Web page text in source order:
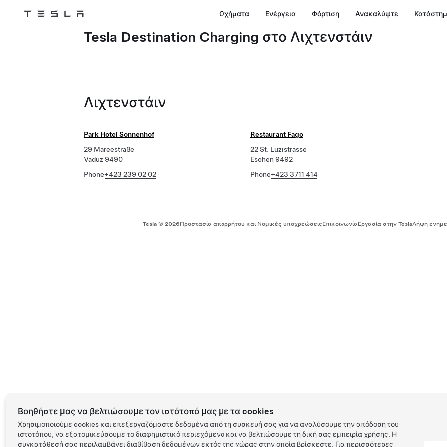
Tesla Οχήματα Ενέργεια Φόρτιση Ανακαλύψτε
Tesla Destination Charging στο Λιχτενστάιν
Λιχτενστάιν
Park Hotel Sonnenhof
29 Mareestraße
Vaduz 9490
Phone+423 239 02 02
Restaurant Fago
22 St. Luzistrasse
Eschen 9492
Phone+423 3711 414
Tesla © 2026Προστασία απορρήτου και Νομικές υποχρεώσειςΕπικοινωνίαΕργασία στην TeslaΛήψη
Βοηθήστε μας να βελτιώσουμε τον ιστότοπό μας με τα cookies
Χρησιμοποιούμε cookies και επεξεργαζόμαστε δεδομένα από τη συσκευή σας για να αναλύσουμε την απόδοση του
ιστοτόπου, να εξατομικεύσουμε το διαφημιστικό περιεχόμενο και να βελτιώσουμε τη δική σας εμπειρία χρήσης. Η
συγκατάθεσή σας περιλαμβάνει διαβίβαση δεδομένων εκτός της χώρας στην οποία βρίσκεστε. Για περισσότερες